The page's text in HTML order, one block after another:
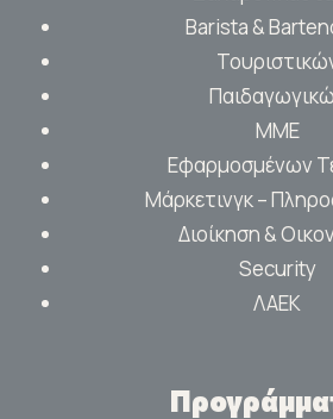
Barista &
ΜΜΕ
Εφαρμοσμένων
Μάρκετινγκ –
Διοίκηση &
Security
ΛΑΕΚ